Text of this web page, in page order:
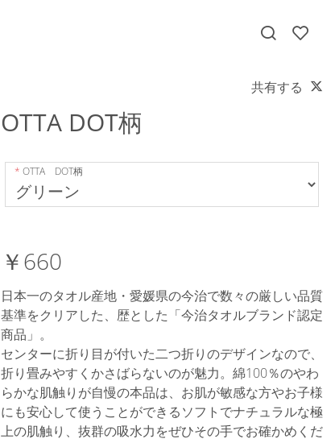
共有する
OTTA DOT柄
OTTA DOT柄
￥660
日本一のタオル産地・愛媛県の今治で数々の厳しい品質
基準をクリアした、歴とした「今治タオルブランド認定
商品」。
センターに折り目が付いた二つ折りのデザインなので、
折り畳みやすくかさばらないのが魅力。綿100％のやわ
らかな肌触りが自慢の本品は、お肌が敏感な方やお子様
にも安心して使うことができるソフトでナチュラルな極
上の肌触り、抜群の吸水力をぜひその手でお確かめくだ